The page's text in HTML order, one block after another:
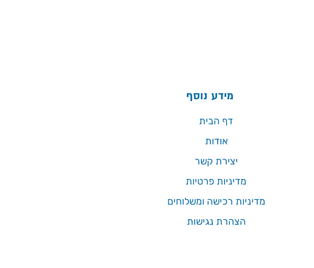
מידע נוסף
דף הבית
אודות
יצירת קשר
מדיניות פרטיות
מדיניות רכישה ומשלוחים
הצהרת נגישות